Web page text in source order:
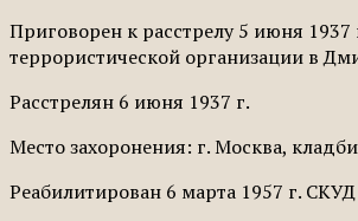
Пригово­рен к расстрелу 5 июня
террористической организации в
Расстрелян 6 июня 1937 г.
Место захоронения: г. Москва,
Реабилитирован 6 марта 1957 г.